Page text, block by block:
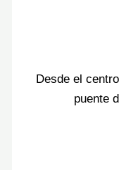
Desde el
puente